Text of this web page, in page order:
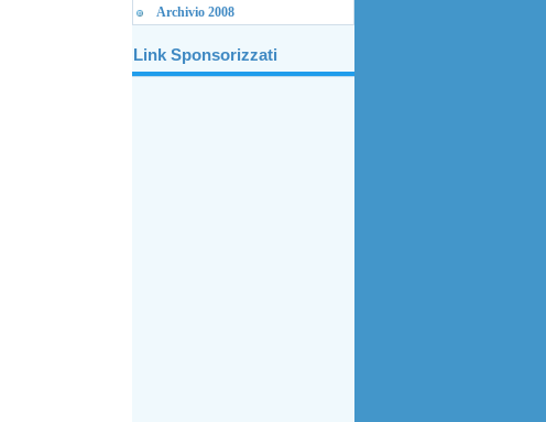
Archivio 2008
Link Sponsorizzati